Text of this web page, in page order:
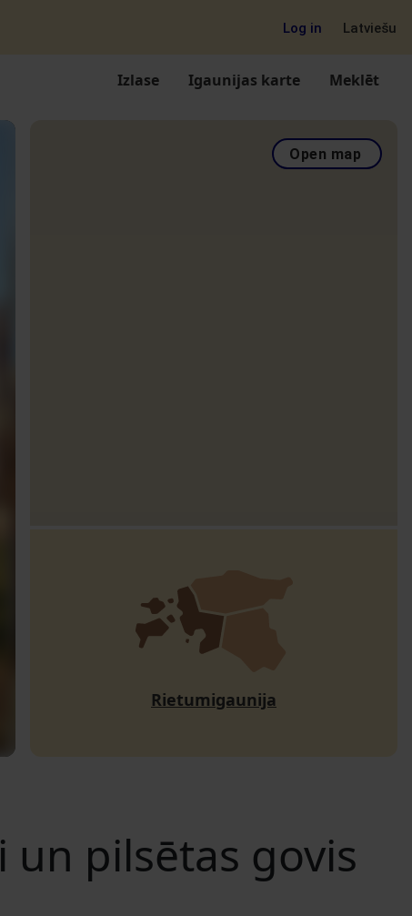
Log in Latviešu
Izlase Igaunijas karte Meklēt
Open map
Rietumigaunija
pilsētas govis